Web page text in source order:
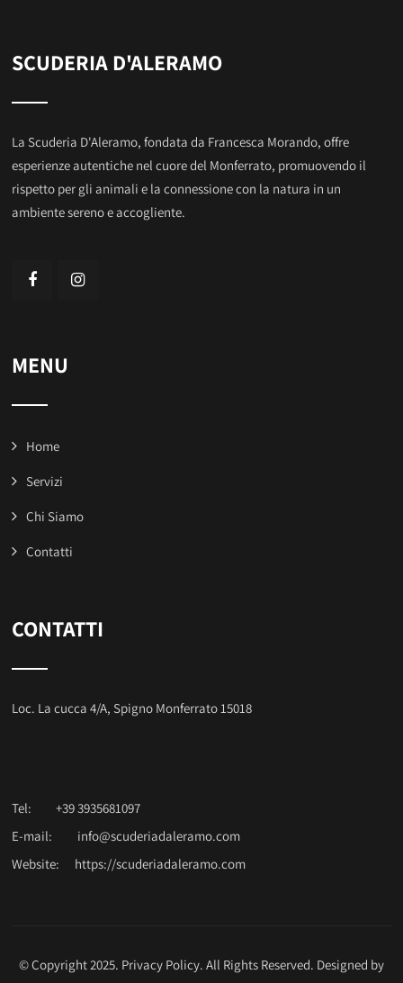
SCUDERIA D'ALERAMO
La Scuderia D'Aleramo, fondata da Francesca Morando, offre
esperienze autentiche nel cuore del Monferrato, promuovendo il
rispetto per gli animali e la connessione con la natura in un
ambiente sereno e accogliente.
MENU
Home
Servizi
Chi Siamo
Contatti
CONTATTI
Loc. La cucca 4/A, Spigno Monferrato 15018
Tel:
+39 3935681097
E-mail:
info@scuderiadaleramo.com
Website:
https://scuderiadaleramo.com
© Copyright 2025. Privacy Policy. All Rights Reserved. Designed by